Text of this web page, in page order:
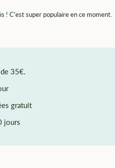
! C'est super populaire en ce moment.
35€.
gratuit
jours